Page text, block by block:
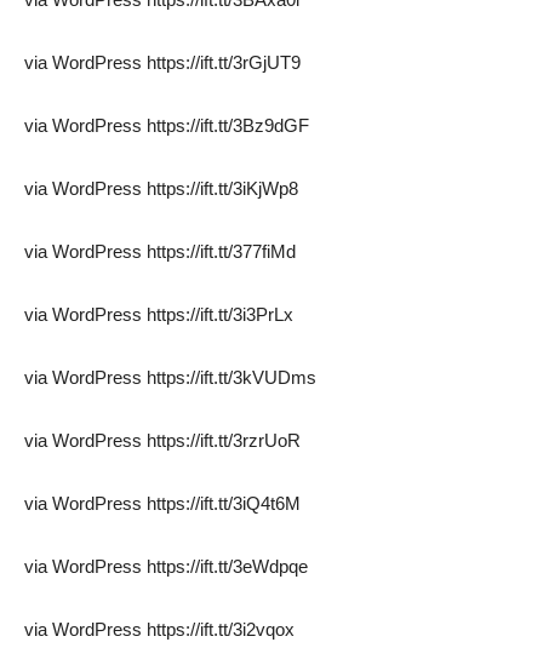
via WordPress https://ift.tt/3rGjUT9
via WordPress https://ift.tt/3Bz9dGF
via WordPress https://ift.tt/3iKjWp8
via WordPress https://ift.tt/377fiMd
via WordPress https://ift.tt/3i3PrLx
via WordPress https://ift.tt/3kVUDms
via WordPress https://ift.tt/3rzrUoR
via WordPress https://ift.tt/3iQ4t6M
via WordPress https://ift.tt/3eWdpqe
via WordPress https://ift.tt/3i2vqox